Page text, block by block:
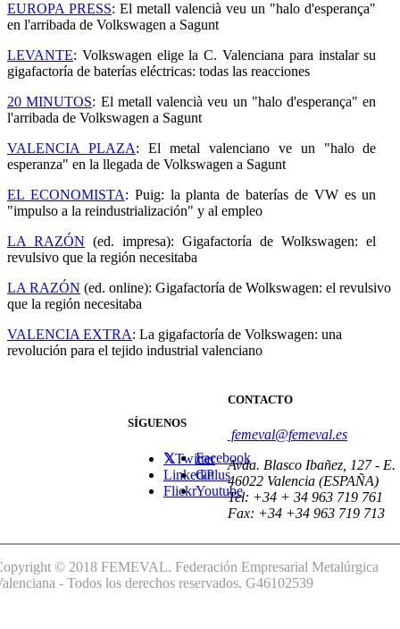
EUROPA PRESS: El metall valencià veu un "halo d'esperança"
en l'arribada de Volkswagen a Sagunt
LEVANTE: Volkswagen elige la C. Valenciana para instalar su
gigafactoría de baterías eléctricas: todas las reacciones
20 MINUTOS: El metall valencià veu un "halo d'esperança" en
l'arribada de Volkswagen a Sagunt
VALENCIA PLAZA: El metal valenciano ve un "halo de
esperanza" en la llegada de Volkswagen a Sagunt
EL ECONOMISTA: Puig: la planta de baterías de VW es un
"impulso a la reindustrialización" y al empleo
LA RAZÓN (ed. impresa): Gigafactoría de Wolkswagen: el
revulsivo que la región necesitaba
LA RAZÓN (ed. online): Gigafactoría de Wolkswagen: el revulsivo
que la región necesitaba
VALENCIA EXTRA: La gigafactoría de Volkswagen: una
revolución para el tejido industrial valenciano
SÍGUENOS
TwitterFacebook
LinkedinGPlus
FlickrYoutube
CONTACTO
femeval@femeval.es
Avda. Blasco Ibañez, 127 - E.
46022 Valencia (ESPAÑA)
Tel: +34 + 34 963 719 761
Fax: +34 +34 963 719 713
© 2018 FEMEVAL. Federación Empresarial Metalúrgica
- Todos los derechos reservados. G46102539